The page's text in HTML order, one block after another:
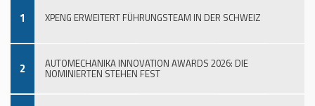
1 XPENG ERWEITERT FÜHRUNGSTEAM IN DER SCHWEIZ
2 AUTOMECHANIKA INNOVATION AWARDS 2026: DIE
NOMINIERTEN STEHEN FEST